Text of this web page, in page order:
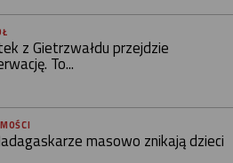
z Gietrzwałdu przejdzie
To...
masowo znikają dzieci